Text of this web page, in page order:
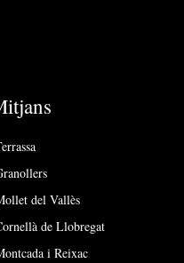
del Vallès
de Llobregat
i Reixac